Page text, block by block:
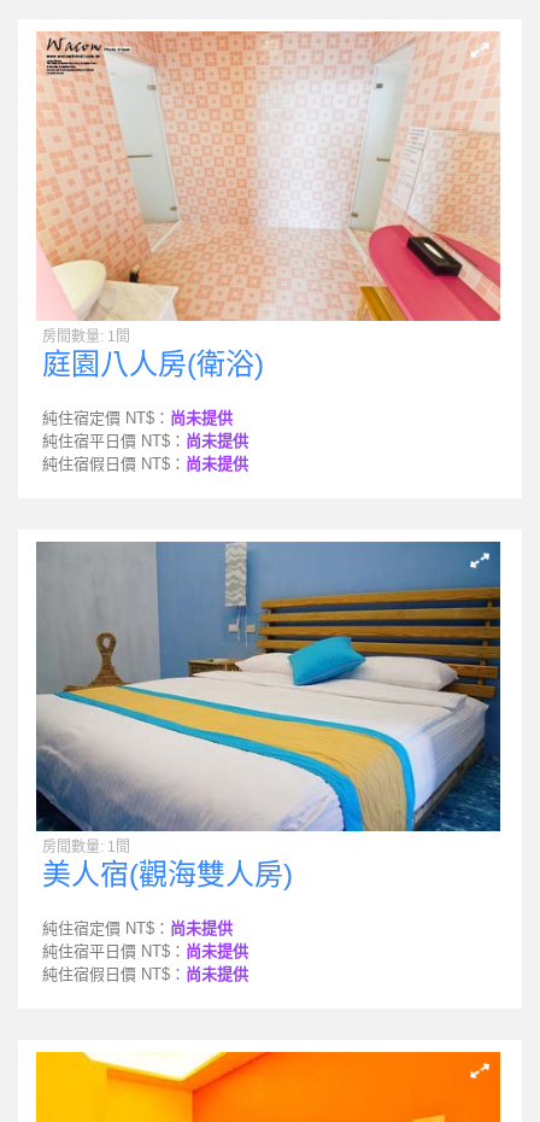
房間數量: 1間
庭園八人房(衛浴)
純住宿定價 NT$： 尚未提供
純住宿平日價 NT$： 尚未提供
純住宿假日價 NT$： 尚未提供
房間數量: 1間
美人宿(觀海雙人房)
純住宿定價 NT$： 尚未提供
純住宿平日價 NT$： 尚未提供
純住宿假日價 NT$： 尚未提供